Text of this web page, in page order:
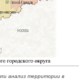
анализ территории в